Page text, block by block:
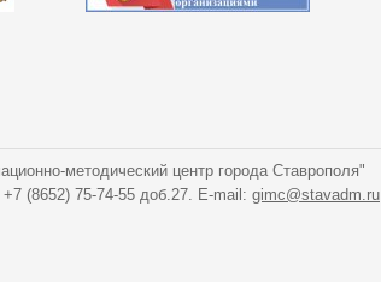
методический центр города Ставрополя"
(8652) 75-74-55 доб.27. E-mail: gimc@stavadm.ru